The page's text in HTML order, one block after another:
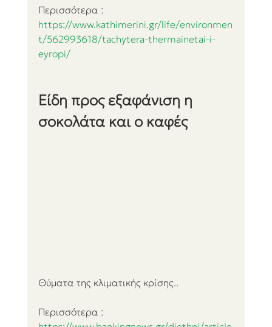
Περισσότερα :
https://www.kathimerini.gr/life/environmen
t/562993618/tachytera-thermainetai-i-
eyropi/
Eίδη προς εξαφάνιση η
σοκολάτα και o καφές
Θύματα της κλιματικής κρίσης..
Περισσότερα :